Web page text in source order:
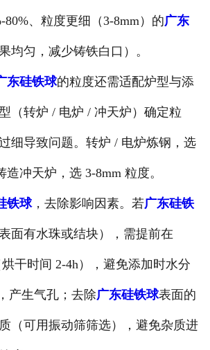
80%、粒度更细（3-8mm）的广东
均匀，减少铸铁白口）。
东硅铁球的粒度还需适配炉型与添
（转炉 / 电炉 / 冲天炉）确定粒
细导致问题。转炉 / 电炉炼钢，选
造冲天炉，选 3-8mm 粒度。
铁球，去除影响因素。若广东硅铁
面有水珠或结块），需提前在
干时间 2-4h），避免添加时水分
产生气孔；去除广东硅铁球表面的
（可用振动筛筛选），避免杂质进